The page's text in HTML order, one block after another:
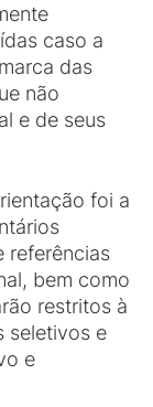
caso a
das
não
e de seus
foi a
referências
bem como
restritos à
seletivos e
e